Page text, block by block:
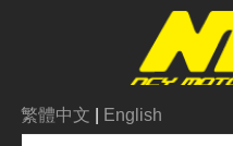
繁體中文 English